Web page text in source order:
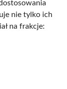
nie tylko ich
na frakcje: